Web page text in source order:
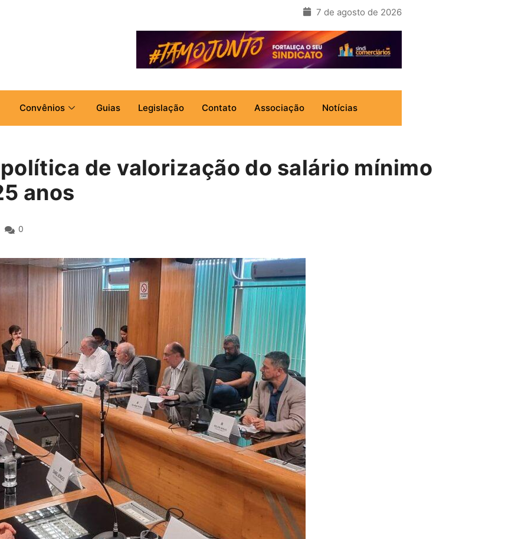
7 de agosto de 2026
Convênios Guias Legislação Contato Associação Notícias
de valorização do salário mínimo
anos
0